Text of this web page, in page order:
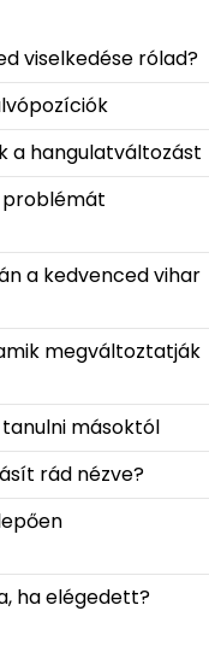
viselkedése rólad?
a hangulatváltozást
problémát
a kedvenced vihar
megváltoztatják
másoktól
rád nézve?
ha elégedett?